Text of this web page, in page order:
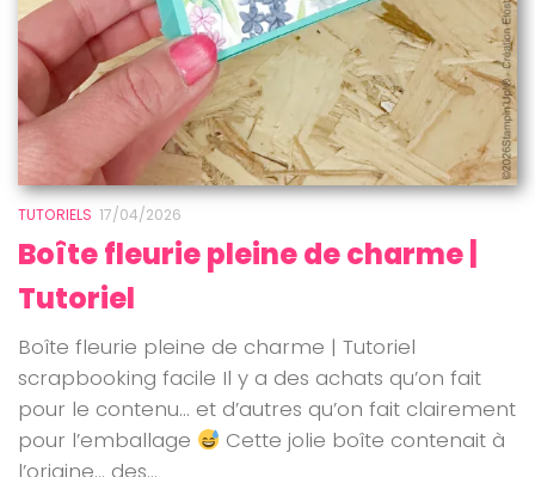
TUTORIELS 17/04/2026
Boîte fleurie pleine de charme |
Tutoriel
Boîte fleurie pleine de charme | Tutoriel
scrapbooking facile Il y a des achats qu’on fait
pour le contenu… et d’autres qu’on fait clairement
pour l’emballage
Cette jolie boîte contenait à